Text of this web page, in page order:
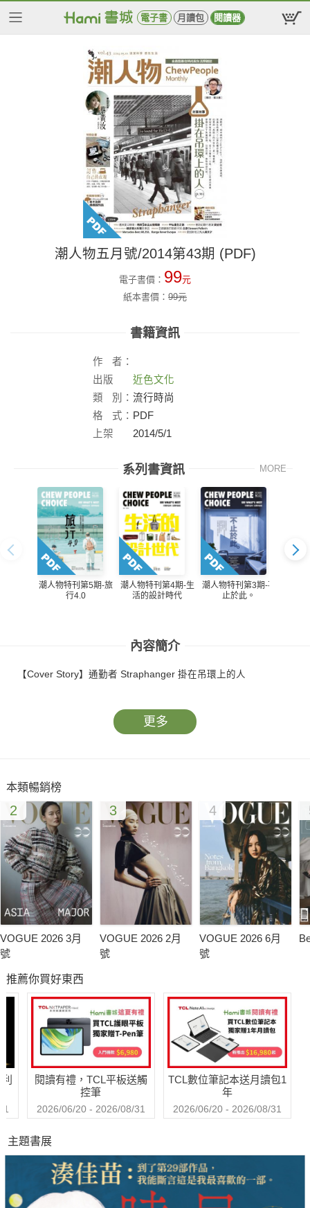
電子書 月讀包 閱讀器
潮人物五月號/2014第43期 (PDF)
電子書價： 99元
紙本書價： 99元
書籍資訊
作
者：
出版
社：
近色文化
類
別： 流行時尚
格
式： PDF
上架
2014/5/1
系列書資訊 MORE
潮人物特刊第5期-旅
行4.0
潮人物特刊第4期-生
活的設計時代
潮人物特刊第3期-不
止於此。
內容簡介
【Cover Story】通勤者 Straphanger 掛在吊環上的人
更多
本類暢銷榜
2
VOGUE 2026 3月
號
3
VOGUE 2026 2月
號
4
VOGUE 2026 6月
號
推薦你買好東西
閱讀有禮，TCL平板送觸
控筆
2026/06/20 - 2026/08/31
TCL數位筆記本送月讀包1
年
2026/06/20 - 2026/08/31
主題書展